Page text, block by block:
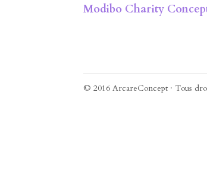
Modibo Charity
© 2016 ArcareConcept · Tous